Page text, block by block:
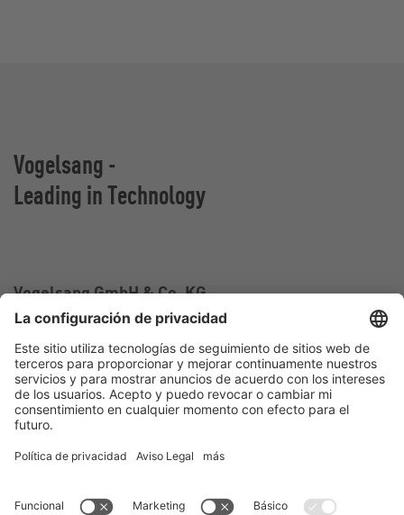
Vogelsang -
Leading in Technology
Vogelsang GmbH & Co. KG
Holthoege 10-14
49632 Essen (Oldenburg)
Alemania
Contacto
germany@vogelsang.info